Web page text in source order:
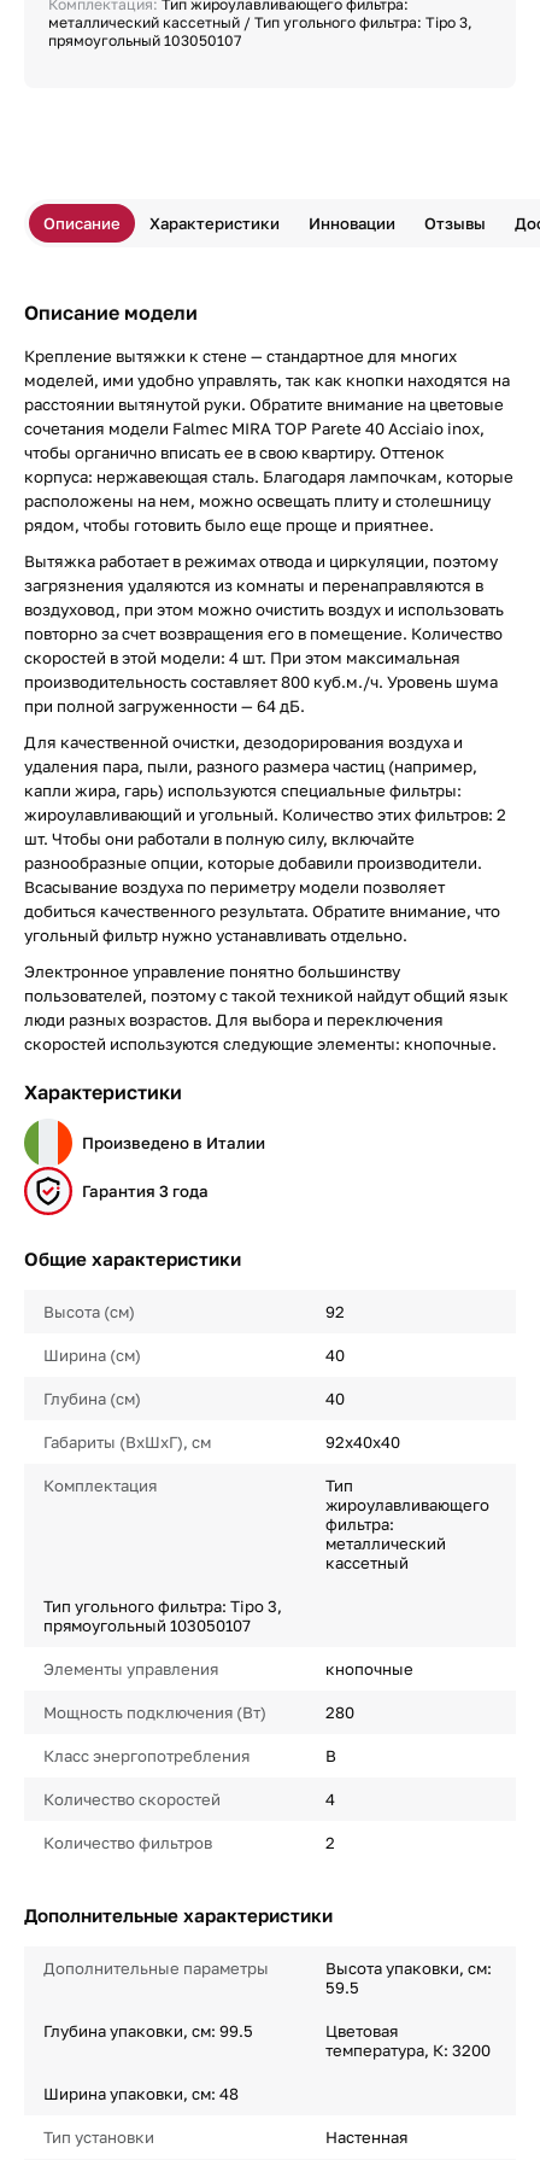
Комплектация: Тип жироулавливающего фильтра:
металлический кассетный / Тип угольного фильтра: Tipo 3,
прямоугольный 103050107
Описание Характеристики Инновации Отзывы
Описание модели
Крепление вытяжки к стене — стандартное для многих
моделей, ими удобно управлять, так как кнопки находятся на
расстоянии вытянутой руки. Обратите внимание на цветовые
сочетания модели Falmec MIRA TOP Parete 40 Acciaio inox,
чтобы органично вписать ее в свою квартиру. Оттенок
корпуса: нержавеющая сталь. Благодаря лампочкам, которые
расположены на нем, можно освещать плиту и столешницу
рядом, чтобы готовить было еще проще и приятнее.
Вытяжка работает в режимах отвода и циркуляции, поэтому
загрязнения удаляются из комнаты и перенаправляются в
воздуховод, при этом можно очистить воздух и использовать
повторно за счет возвращения его в помещение. Количество
скоростей в этой модели: 4 шт. При этом максимальная
производительность составляет 800 куб.м./ч. Уровень шума
при полной загруженности — 64 дБ.
Для качественной очистки, дезодорирования воздуха и
удаления пара, пыли, разного размера частиц (например,
капли жира, гарь) используются специальные фильтры:
жироулавливающий и угольный. Количество этих фильтров: 2
шт. Чтобы они работали в полную силу, включайте
разнообразные опции, которые добавили производители.
Всасывание воздуха по периметру модели позволяет
добиться качественного результата. Обратите внимание, что
угольный фильтр нужно устанавливать отдельно.
Электронное управление понятно большинству
пользователей, поэтому с такой техникой найдут общий язык
люди разных возрастов. Для выбора и переключения
скоростей используются следующие элементы: кнопочные.
Характеристики
Произведено в Италии
Гарантия 3 года
Общие характеристики
Высота (см) 92
Ширина (см) 40
Глубина (см) 40
Габариты (ВхШхГ), см 92х40х40
Комплектация
Тип
жироулавливающего
фильтра:
металлический
кассетный
Тип угольного фильтра: Tipo 3,
прямоугольный 103050107
Элементы управления кнопочные
Мощность подключения (Вт) 280
Класс энергопотребления B
Количество скоростей 4
Количество фильтров 2
Дополнительные характеристики
Дополнительные параметры
Высота упаковки, см:
59.5
Глубина упаковки, см: 99.5
Цветовая
температура, К: 3200
Ширина упаковки, см: 48
Тип установки Настенная